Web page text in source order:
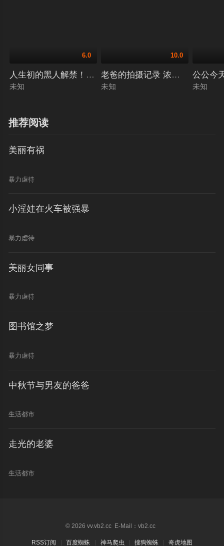
6.0
人生初的黑人解禁！沉溺于无法与丈夫相比的巨大肉棒
未知
10.0
老爸的拍摄记录 浓厚湿润地贪
未知
公公今
未知
推荐阅读
美丽有祸
暴力虐待
小淫娃在火车被强暴
暴力虐待
美丽女同事
暴力虐待
图书馆之梦
暴力虐待
中秋节与男友的爸爸
生活都市
走光的老婆
生活都市
© 2026 vv.vb2.cc E-Mail：vb2.cc
RSS订阅 百度蜘蛛 神马爬虫 搜狗蜘蛛 奇虎地图